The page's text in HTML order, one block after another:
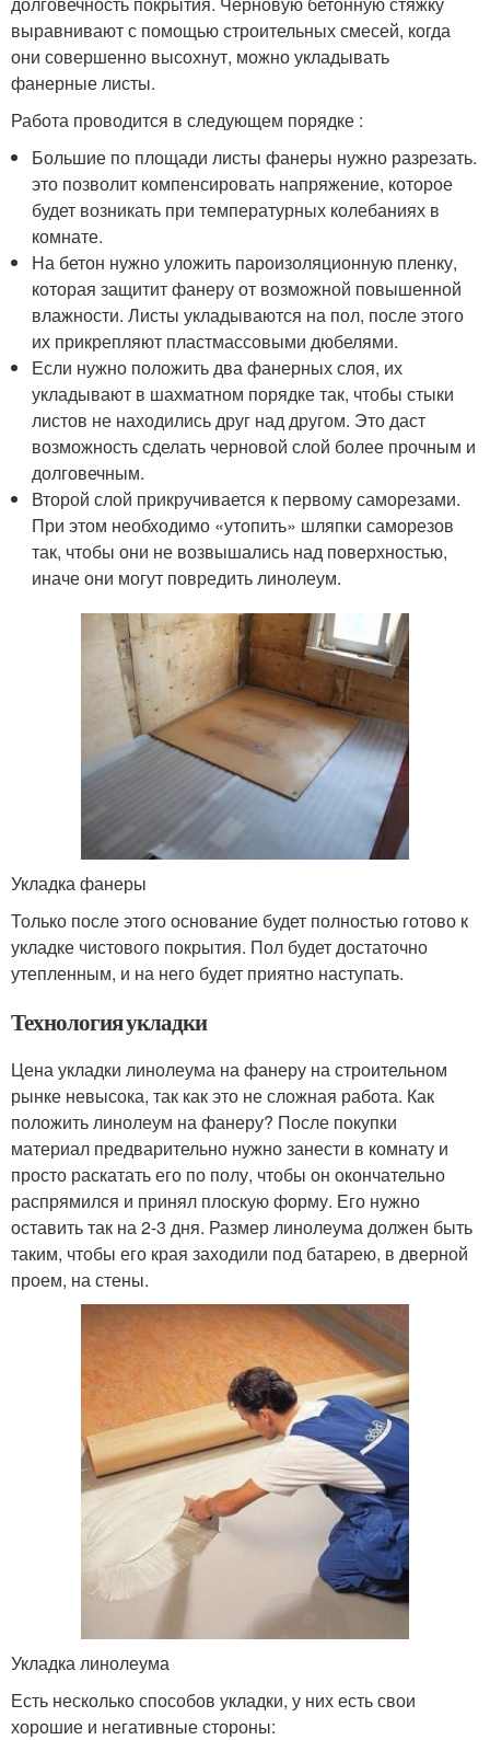
выравнивают с помощью строительных смесей, когда
они совершенно высохнут, можно укладывать
фанерные листы.
Работа проводится в следующем порядке :
Большие по площади листы фанеры нужно разрезать.
это позволит компенсировать напряжение, которое
будет возникать при температурных колебаниях в
комнате.
На бетон нужно уложить пароизоляционную пленку,
которая защитит фанеру от возможной повышенной
влажности. Листы укладываются на пол, после этого
их прикрепляют пластмассовыми дюбелями.
Если нужно положить два фанерных слоя, их
укладывают в шахматном порядке так, чтобы стыки
листов не находились друг над другом. Это даст
возможность сделать черновой слой более прочным и
долговечным.
Второй слой прикручивается к первому саморезами.
При этом необходимо «утопить» шляпки саморезов
так, чтобы они не возвышались над поверхностью,
иначе они могут повредить линолеум.
Укладка фанеры
Только после этого основание будет полностью готово к
укладке чистового покрытия. Пол будет достаточно
утепленным, и на него будет приятно наступать.
Технология укладки
Цена укладки линолеума на фанеру на строительном
рынке невысока, так как это не сложная работа. Как
положить линолеум на фанеру? После покупки
материал предварительно нужно занести в комнату и
просто раскатать его по полу, чтобы он окончательно
распрямился и принял плоскую форму. Его нужно
оставить так на 2-3 дня. Размер линолеума должен быть
таким, чтобы его края заходили под батарею, в дверной
проем, на стены.
Укладка линолеума
Есть несколько способов укладки, у них есть свои
хорошие и негативные стороны: